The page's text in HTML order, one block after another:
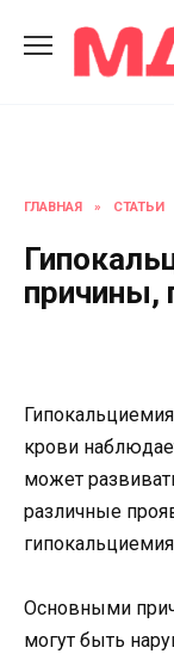
содержанию
ГЛАВНАЯ » СТАТЬИ
причины,
крови
может
различные
Основными
могут быть